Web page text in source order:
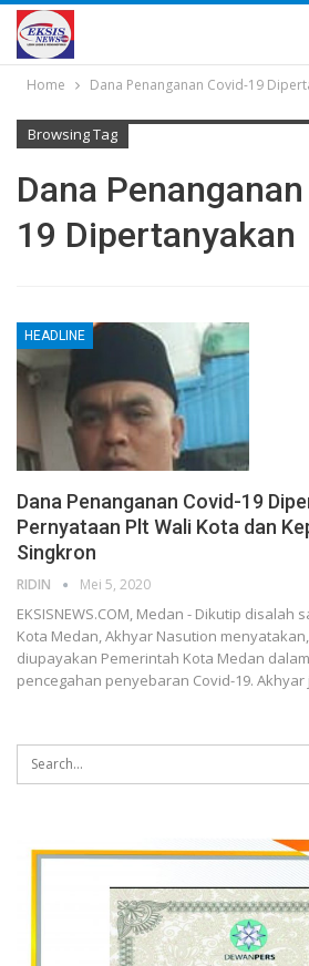
Home Dana Penanganan Covid-19
Browsing Tag
Dana
19 Dipertanyakan
HEADLINE
Dana Penanganan Covid-19
Pernyataan Plt Wali Kota dan
Singkron
RIDIN Mei 5, 2020
EKSISNEWS.COM, Medan - Dikutip disalah
Kota Medan, Akhyar Nasution
diupayakan Pemerintah Kota Medan
pencegahan penyebaran Covid-19.